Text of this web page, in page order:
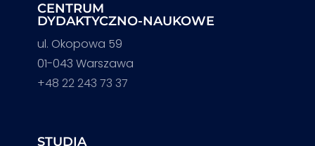
CENTRUM
DYDAKTYCZNO-NAUKOWE
ul. Okopowa 59
01-043 Warszawa
+48 22 243 73 37
STUDIA